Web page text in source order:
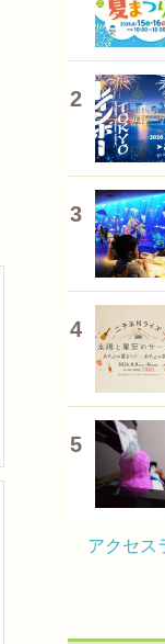
アクセス